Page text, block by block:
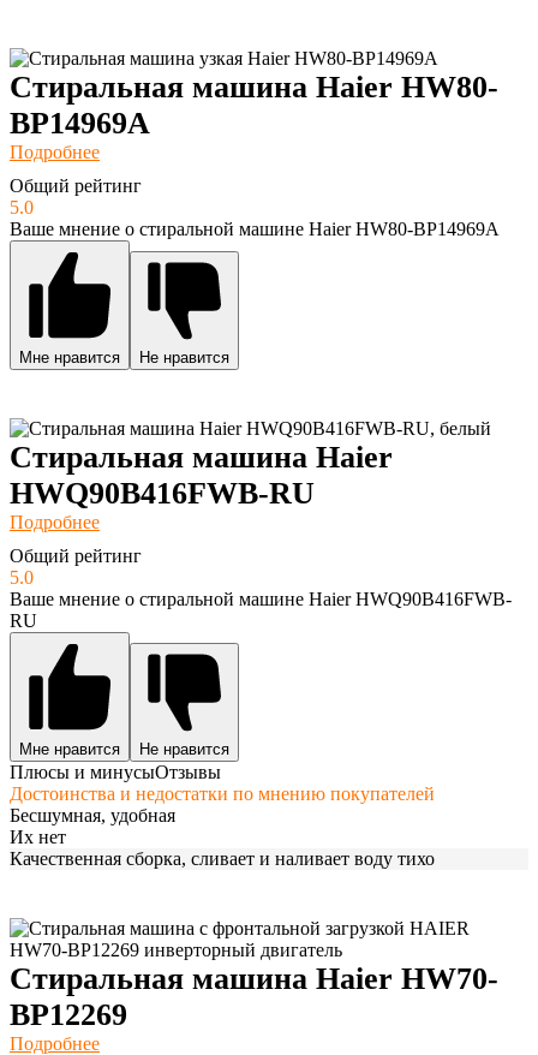
Стиральная машина Haier HW80-
BP14969A
Подробнее
Общий рейтинг
5.0
Ваше мнение о стиральной машине Haier HW80-BP14969A
Мне нравится Не нравится
Стиральная машина Haier
HWQ90B416FWB-RU
Подробнее
Общий рейтинг
5.0
Ваше мнение о стиральной машине Haier HWQ90B416FWB-
RU
Мне нравится Не нравится
Плюсы и минусыОтзывы
Достоинства и недостатки по мнению покупателей
Бесшумная, удобная
Их нет
Качественная сборка, сливает и наливает воду тихо
Стиральная машина Haier HW70-
BP12269
Подробнее